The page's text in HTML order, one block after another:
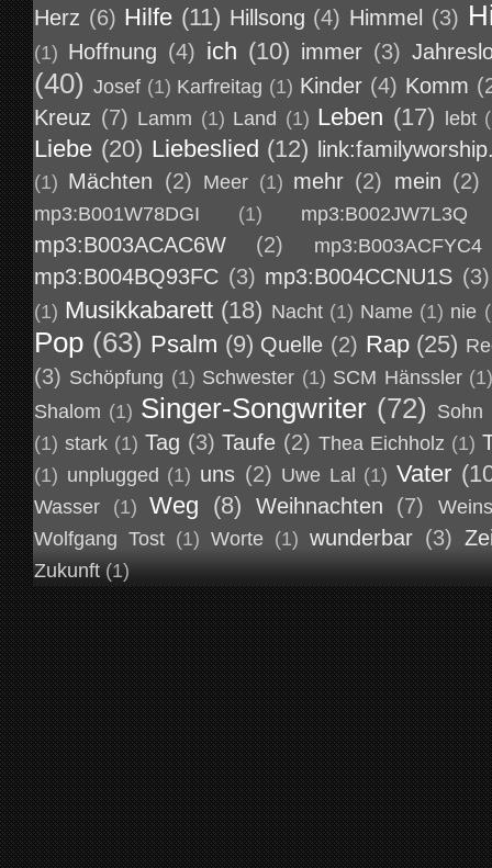
Herz (6) Hilfe (11) Hillsong (4) Himmel (3)
(1) Hoffnung (4) ich (10) immer (3)
(40) Josef (1) Karfreitag (1) Kinder (4) Komm
Kreuz (7) Lamm (1) Land (1) Leben (17) lebt
Liebe (20) Liebeslied (12)
(1) Mächten (2) Meer (1) mehr (2) mein (2)
mp3:B001W78DGI (1) mp3:B002JW7L3Q
mp3:B003ACAC6W (2) mp3:B003ACFYC4
mp3:B004BQ93FC (3) mp3:B004CCNU1S (3)
(1) Musikkabarett (18) Nacht (1) Name (1) nie
Pop (63) Psalm (9) Quelle (2) Rap (25)
(3) Schöpfung (1) Schwester (1) SCM Hänssler
Shalom (1) Singer-Songwriter (72) Sohn
(1) stark (1) Tag (3) Taufe (2) Thea Eichholz (1)
(1) unplugged (1) uns (2) Uwe Lal (1) Vater
Wasser (1) Weg (8) Weihnachten (7)
Wolfgang Tost (1) Worte (1) wunderbar (3)
Zukunft (1)